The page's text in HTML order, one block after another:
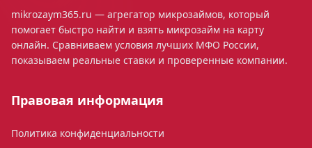
mikrozaym365.ru — агрегатор микрозаймов, который
помогает быстро найти и взять микрозайм на карту
онлайн. Сравниваем условия лучших МФО России,
показываем реальные ставки и проверенные компании.
Правовая информация
Политика конфиденциальности